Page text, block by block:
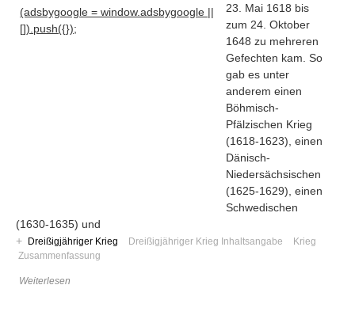
Navigation
News
23
(adsbygoogle = window.adsbygoogle ||
[]).push({});
. Mai 1618 bis
zum 24. Oktober
1648 zu mehreren
Gefechten kam. So
gab es unter
anderem einen
Böhmisch-
Pfälzischen Krieg
(1618-1623), einen
Dänisch-
Niedersächsischen
(1625-1629), einen
Schwedischen
(1630-1635) und
+
Dreißigjähriger Krieg Dreißigjähriger Krieg Inhaltsangabe
Krieg
Zusammenfassung
Weiterlesen